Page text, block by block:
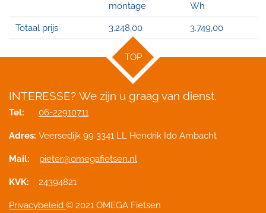
montage
Wh
Totaal prijs 3.248,00 3.749,00
TOP
INTERESSE? We zijn u graag van dienst.
Tel: 06-22910711
Adres: Veersedijk 99 3341 LL Hendrik Ido Ambacht
Mail: pieter@omegafietsen.nl
KVK: 24394821
Privacybeleid © 2021 OMEGA Fietsen